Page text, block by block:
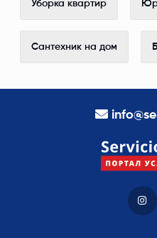
Уборка квартир
Сантехник на дом